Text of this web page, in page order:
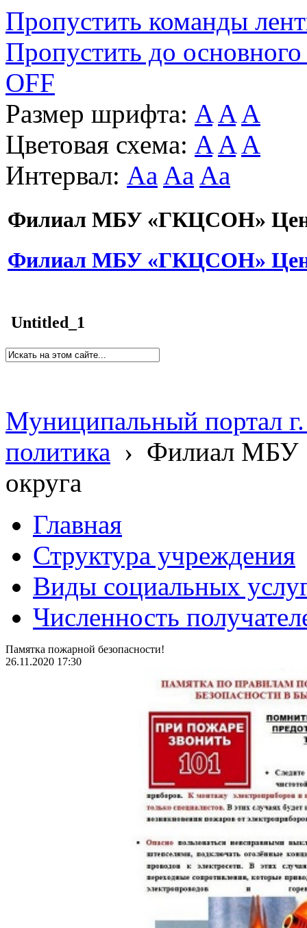
Пропустить команды
Пропустить до основного
OFF
Размер шрифта: A A A
Цветовая схема: A A A
Интервал: Aa Aa Aa
Филиал МБУ «ГКЦСОН»
Филиал МБУ «ГКЦСОН»
Untitled_1
Муниципальный портал
политика › Филиал МБУ
округа
Главная
Структура учреждения
Виды социальных
Численность
Памятка пожарной безопасности!
26.11.2020 17:30